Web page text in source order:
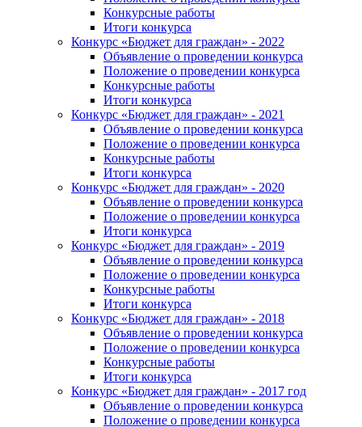
Конкурсные работы
Итоги конкурса
Конкурс «Бюджет для граждан» - 2022
Объявление о проведении конкурса
Положение о проведении конкурса
Конкурсные работы
Итоги конкурса
Конкурс «Бюджет для граждан» - 2021
Объявление о проведении конкурса
Положение о проведении конкурса
Конкурсные работы
Итоги конкурса
Конкурс «Бюджет для граждан» - 2020
Объявление о проведении конкурса
Положение о проведении конкурса
Итоги конкурса
Конкурс «Бюджет для граждан» - 2019
Объявление о проведении конкурса
Положение о проведении конкурса
Конкурсные работы
Итоги конкурса
Конкурс «Бюджет для граждан» - 2018
Объявление о проведении конкурса
Положение о проведении конкурса
Конкурсные работы
Итоги конкурса
Конкурс «Бюджет для граждан» - 2017 год
Объявление о проведении конкурса
Положение о проведении конкурса